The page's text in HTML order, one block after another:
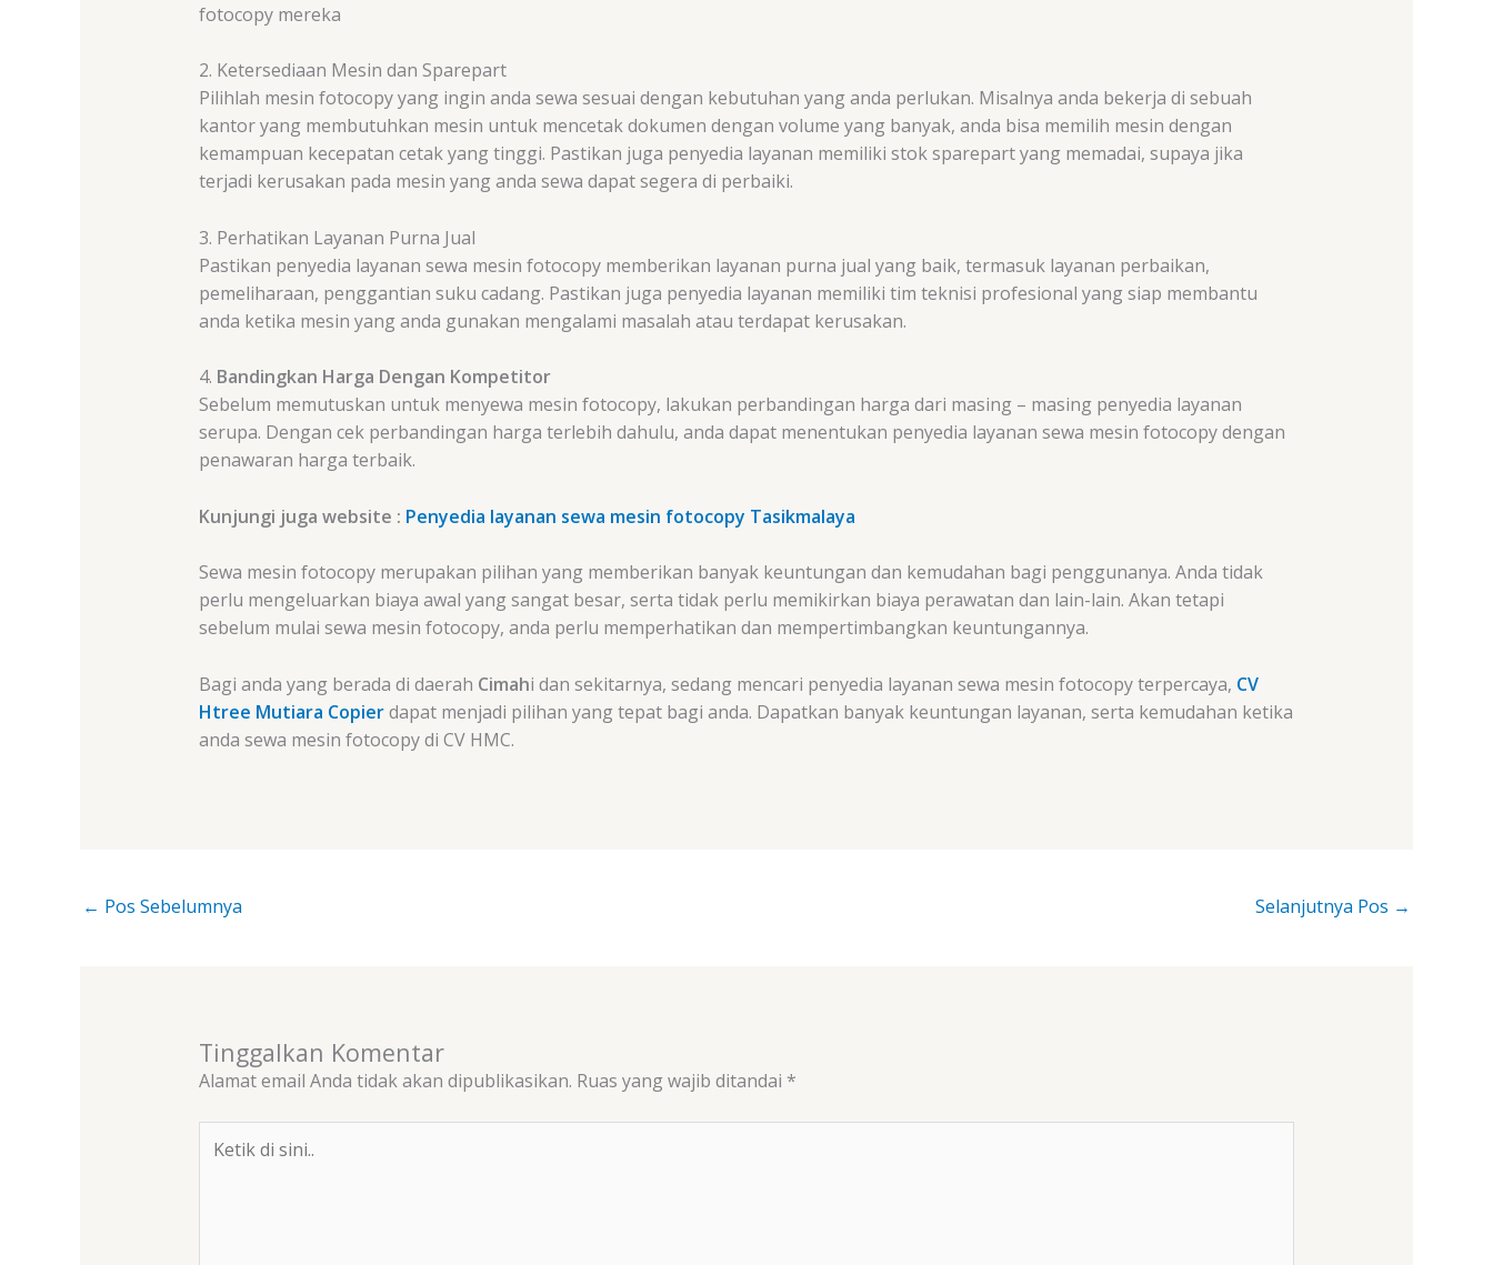
fotocopy mereka
2. Ketersediaan Mesin dan Sparepart
Pilihlah mesin fotocopy yang ingin anda sewa sesuai dengan kebutuhan yang anda perlukan. Misalnya anda bekerja di sebuah
kantor yang membutuhkan mesin untuk mencetak dokumen dengan volume yang banyak, anda bisa memilih mesin dengan
kemampuan kecepatan cetak yang tinggi. Pastikan juga penyedia layanan memiliki stok sparepart yang memadai, supaya jika
terjadi kerusakan pada mesin yang anda sewa dapat segera di perbaiki.
3. Perhatikan Layanan Purna Jual
Pastikan penyedia layanan sewa mesin fotocopy memberikan layanan purna jual yang baik, termasuk layanan perbaikan,
pemeliharaan, penggantian suku cadang. Pastikan juga penyedia layanan memiliki tim teknisi profesional yang siap membantu
anda ketika mesin yang anda gunakan mengalami masalah atau terdapat kerusakan.
4. Bandingkan Harga Dengan Kompetitor
Sebelum memutuskan untuk menyewa mesin fotocopy, lakukan perbandingan harga dari masing – masing penyedia layanan
serupa. Dengan cek perbandingan harga terlebih dahulu, anda dapat menentukan penyedia layanan sewa mesin fotocopy dengan
penawaran harga terbaik.
Kunjungi juga website : Penyedia layanan sewa mesin fotocopy Tasikmalaya
Sewa mesin fotocopy merupakan pilihan yang memberikan banyak keuntungan dan kemudahan bagi penggunanya. Anda tidak
perlu mengeluarkan biaya awal yang sangat besar, serta tidak perlu memikirkan biaya perawatan dan lain-lain. Akan tetapi
sebelum mulai sewa mesin fotocopy, anda perlu memperhatikan dan mempertimbangkan keuntungannya.
Bagi anda yang berada di daerah Cimahi dan sekitarnya, sedang mencari penyedia layanan sewa mesin fotocopy terpercaya, CV
Htree Mutiara Copierdapat menjadi pilihan yang tepat bagi anda. Dapatkan banyak keuntungan layanan, serta kemudahan ketika
anda sewa mesin fotocopy di CV HMC.
← Pos Sebelumnya Selanjutnya Pos →
Tinggalkan Komentar
Alamat email Anda tidak akan dipublikasikan. Ruas yang wajib ditandai *